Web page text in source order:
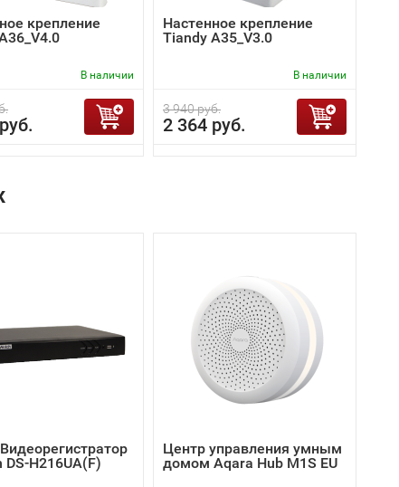
крепление
В наличии
Настенное крепление
Tiandy A35_V3.0
В наличии
3 940 руб.
2 364 руб.
DS-H216UA(F)
Центр управления умным
домом Aqara Hub M1S EU